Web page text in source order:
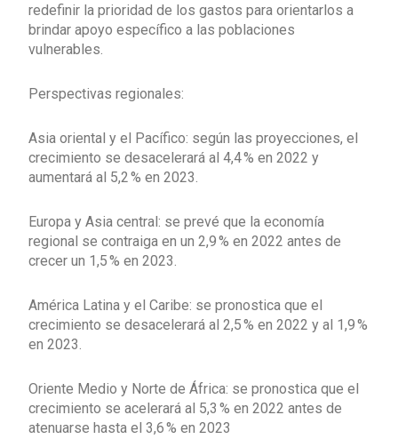
redefinir la prioridad de los gastos para orientarlos a
brindar apoyo específico a las poblaciones
vulnerables.
Perspectivas regionales:
Asia oriental y el Pacífico: según las proyecciones, el
crecimiento se desacelerará al 4,4 % en 2022 y
aumentará al 5,2 % en 2023.
Europa y Asia central: se prevé que la economía
regional se contraiga en un 2,9 % en 2022 antes de
crecer un 1,5 % en 2023.
América Latina y el Caribe: se pronostica que el
crecimiento se desacelerará al 2,5 % en 2022 y al 1,9 %
en 2023.
Oriente Medio y Norte de África: se pronostica que el
crecimiento se acelerará al 5,3 % en 2022 antes de
atenuarse hasta el 3,6 % en 2023